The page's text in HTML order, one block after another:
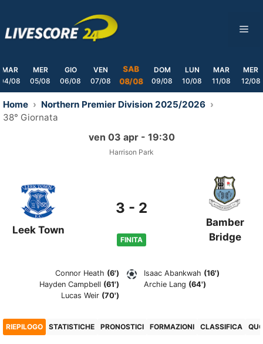
content
MAR
04/08
MER
05/08
GIO
06/08
VEN
07/08
SAB
08/08
DOM
09/08
LUN
10/08
MAR
11/08
MER
12/08
Home
Northern Premier Division 2025/2026
38° Giornata
ven 03 apr - 19:30
Harrison Park
Leek Town
3 - 2
FINITA
Bamber
Bridge
Connor Heath (6')
Hayden Campbell (61')
Lucas Weir (70')
Isaac Abankwah (16')
Archie Lang (64')
RIEPILOGO STATISTICHE PRONOSTICI FORMAZIONI CLASSIFICA